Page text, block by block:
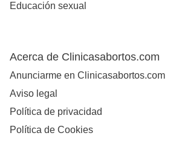
Educación sexual
Acerca de Clinicasabortos.com
Anunciarme en Clinicasabortos.com
Aviso legal
Política de privacidad
Política de Cookies